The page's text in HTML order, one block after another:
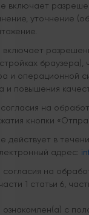
включает
уточнение
включает
браузера),
и операционной
и повышения
на
кнопки
действует в
адрес:
согласия на
части 1 статьи 6,
с